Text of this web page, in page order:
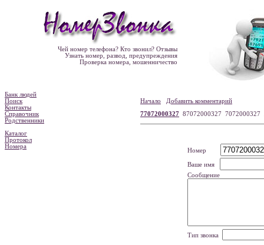
Чей номер телефона? Кто звонил? Отзывы
Узнать номер, развод, предупреждения
Проверка номера, мошенничество
Банк людей
Поиск
Контакты
Справочник
Родственники
Каталог
Протокол
Номера
Начало
Добавить комментарий
77072000327 87072000327 7072000327
Номер
Ваше имя
Сообщение
Тип звонка